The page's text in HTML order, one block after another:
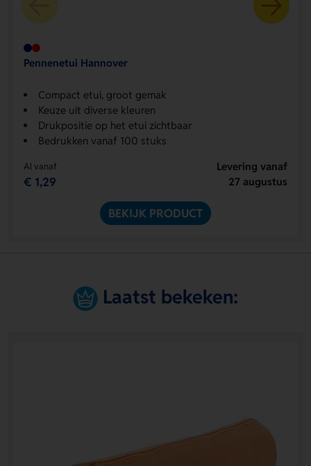
Pennenetui Hannover
Compact etui, groot gemak
Keuze uit diverse kleuren
Drukpositie op het etui zichtbaar
Bedrukken vanaf 100 stuks
Al vanaf
€ 1,29
Levering vanaf
27 augustus
BEKIJK PRODUCT
Laatst bekeken: